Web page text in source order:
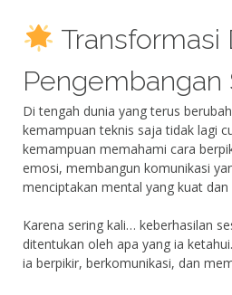
Transformasi
Pengembangan
Di tengah dunia yang terus
kemampuan teknis saja tidak lagi
kemampuan memahami cara
emosi, membangun komunikasi
menciptakan mental yang kuat dan
Karena sering kali… keberhasilan
ditentukan oleh apa yang ia
ia berpikir, berkomunikasi, dan